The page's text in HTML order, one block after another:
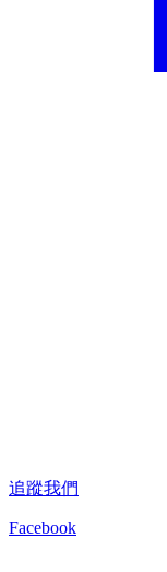
追蹤我們
Facebook